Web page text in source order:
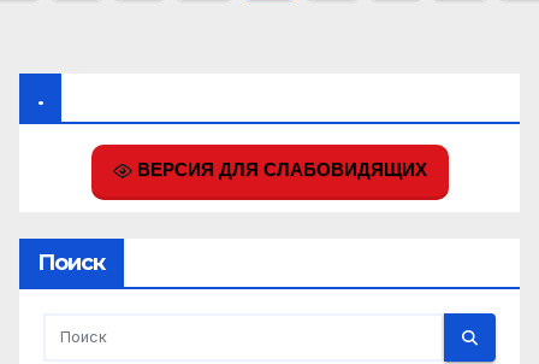
.
ВЕРСИЯ ДЛЯ СЛАБОВИДЯЩИХ
Поиск